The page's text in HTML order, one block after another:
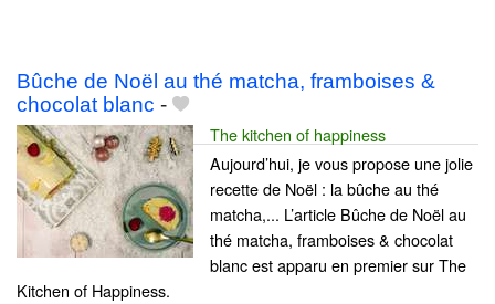
Bûche de Noël au thé matcha, framboises &
chocolat blanc -
The kitchen of happiness
Aujourd’hui, je vous propose une jolie
recette de Noël : la bûche au thé
matcha,... L’article Bûche de Noël au
thé matcha, framboises & chocolat
blanc est apparu en premier sur The
Kitchen of Happiness.